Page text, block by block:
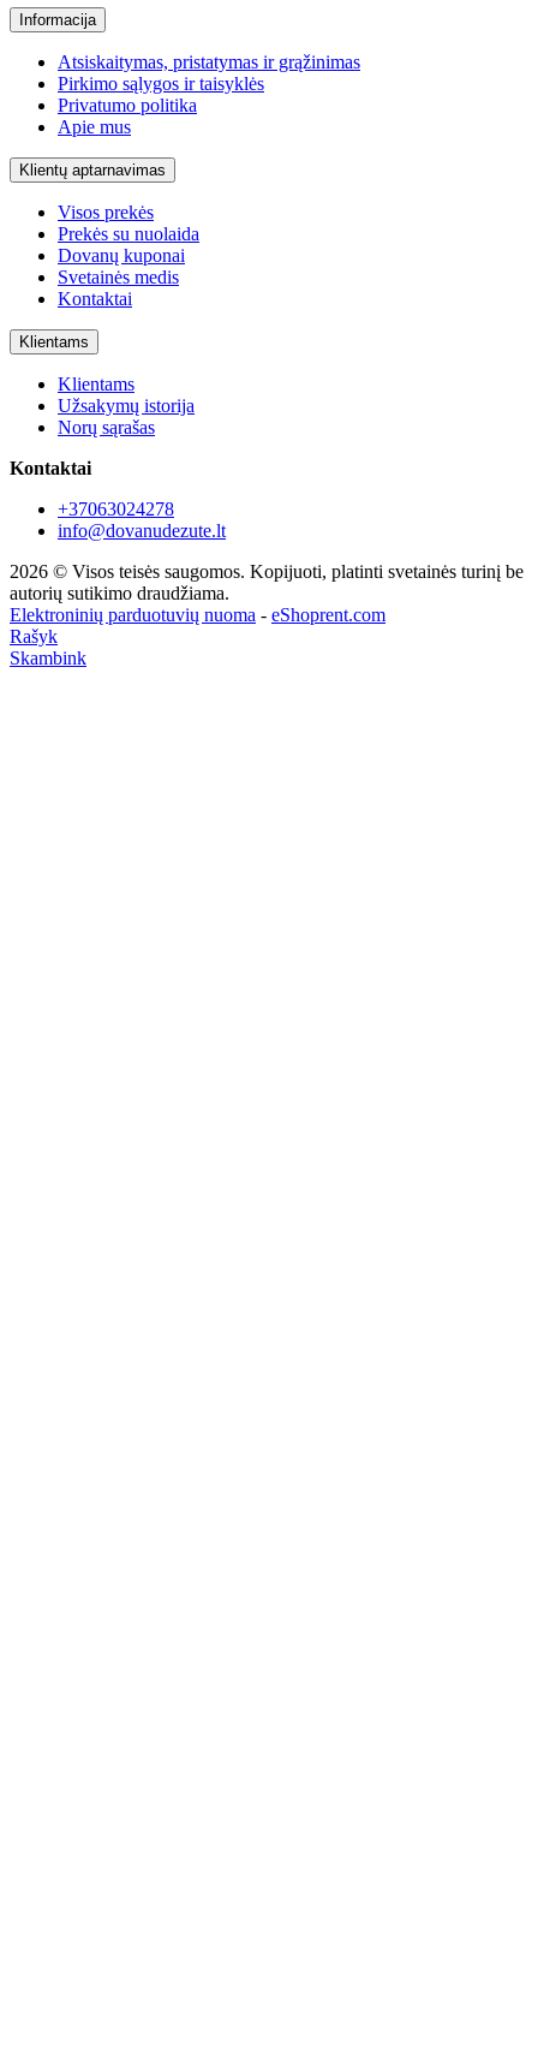
Informacija
Atsiskaitymas, pristatymas ir grąžinimas
Pirkimo sąlygos ir taisyklės
Privatumo politika
Apie mus
Klientų aptarnavimas
Visos prekės
Prekės su nuolaida
Dovanų kuponai
Svetainės medis
Kontaktai
Klientams
Klientams
Užsakymų istorija
Norų sąrašas
Kontaktai
+37063024278
info@dovanudezute.lt
2026 © Visos teisės saugomos. Kopijuoti, platinti svetainės turinį be
autorių sutikimo draudžiama.
Elektroninių parduotuvių nuoma - eShoprent.com
Rašyk
Skambink